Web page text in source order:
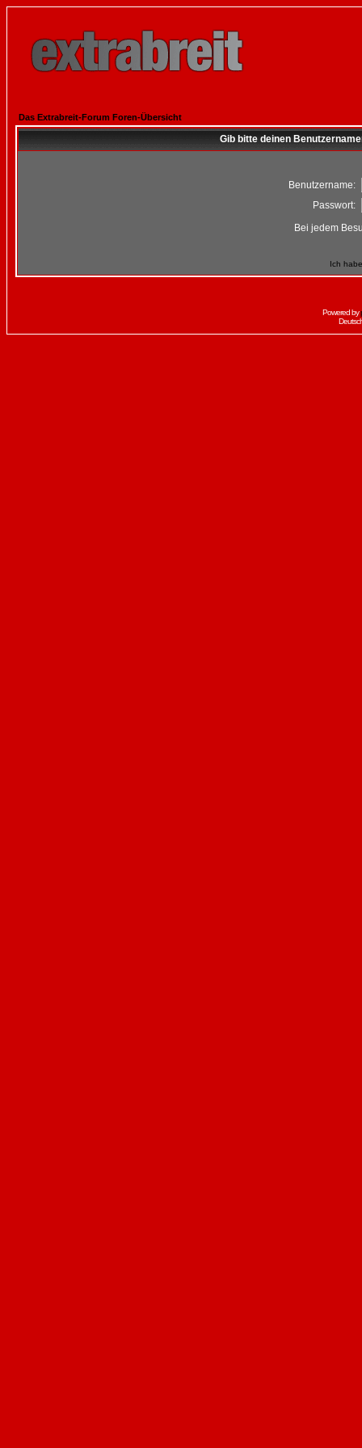
Das Extrabreit-Forum Foren-Übersicht
Gib bitte deinen
Benutzername:
Passwort:
Bei jedem
Ich
Powered by